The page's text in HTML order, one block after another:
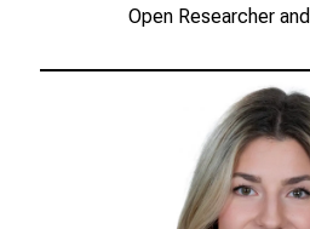
Open Researcher